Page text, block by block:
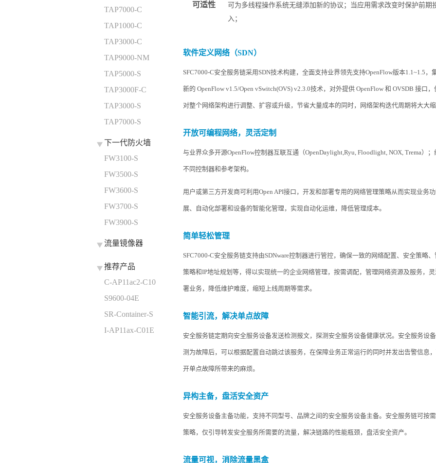
TAP7000-C
TAP1000-C
TAP3000-C
TAP9000-NM
TAP5000-S
TAP3000F-C
TAP3000-S
TAP7000-S
下一代防火墙
FW3100-S
FW3500-S
FW3600-S
FW3700-S
FW3900-S
流量镜像器
推荐产品
C-AP11ac2-C10
S9600-04E
SR-Container-S
I-AP11ax-C01E
可适性
可为多线程操作系统无缝添加新的协议；当应用需求改变时保护前期
入；
软件定义网络（SDN）
SFC7000-C安全服务链采用SDN技术构建，全面支持业界领先支持OpenFlow版本1.1~1.5，
新的 OpenFlow v1.5/Open vSwitch(OVS) v2.3.0技术，对外提供 OpenFlow 和 OVSDB 接口，
对整个网络架构进行调整、扩容或升级，节省大量成本的同时，网络架构迭代周期将大大缩
开放可编程网络，灵活定制
与业界众多开源OpenFlow控制器互联互通（OpenDaylight,Ryu, Floodlight, NOX, Trema）；
不同控制器和参考架构。
用户或第三方开发商可利用Open API接口，开发和部署专用的网络管理策略从而实现业务
展、自动化部署和设备的智能化管理，实现自动化运维，降低管理成本。
简单轻松管理
SFC7000-C安全服务链支持由SDNware控制器进行管控，确保一致的网络配置、安全策略、
策略和IP地址规划等，得以实现统一的企业网络管理，按需调配，管理网络资源及服务，
署业务，降低维护难度，缩短上线周期等需求。
智能引流，解决单点故障
安全服务链定期向安全服务设备发送检测报文，探测安全服务设备健康状况。安全服务设
测为故障后，可以根据配置自动跳过该服务，在保障业务正常运行的同时并发出告警信息
开单点故障所带来的麻烦。
异构主备，盘活安全资产
安全服务设备主备功能，支持不同型号、品牌之间的安全服务设备主备。安全服务链可按
策略，仅引导转发安全服务所需要的流量，解决链路的性能瓶颈，盘活安全资产。
流量可视，消除流量黑盒